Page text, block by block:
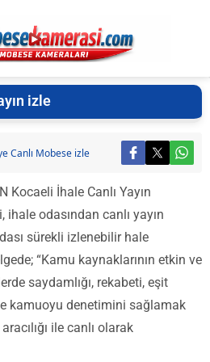
izle
Canlı Mobese izle
Kocaeli İhale Canlı Yayın
odasından canlı yayın
sürekli izlenebilir hale
“Kamu kaynaklarının etkin ve
saydamlığı, rekabeti, eşit
kamuoyu denetimini sağlamak
ile canlı olarak